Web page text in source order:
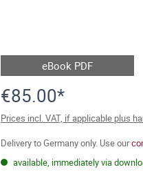
eBook PDF
€85.00*
Prices incl. VAT, if applicable plus
Delivery to Germany only. Use our
available, immediately via